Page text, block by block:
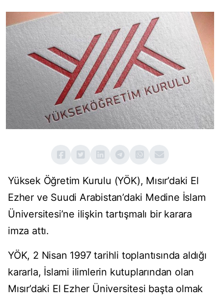
Yüksek Öğretim Kurulu (YÖK), Mısır’daki El
Ezher ve Suudi Arabistan’daki Medine İslam
Üniversitesi’ne ilişkin tartışmalı bir karara
imza attı.
YÖK, 2 Nisan 1997 tarihli toplantısında aldığı
kararla, İslami ilimlerin kutuplarından olan
Mısır’daki El Ezher Üniversitesi başta olmak